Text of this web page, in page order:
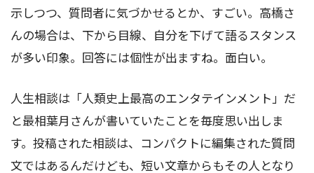
示しつつ、質問者に気づかせるとか、すごい。高橋さ
んの場合は、下から目線、自分を下げて語るスタンス
が多い印象。回答には個性が出ますね。面白い。
人生相談は「人類史上最高のエンタテインメント」だ
と最相葉月さんが書いていたことを毎度思い出しま
す。投稿された相談は、コンパクトに編集された質問
文ではあるんだけども、短い文章からもその人となり